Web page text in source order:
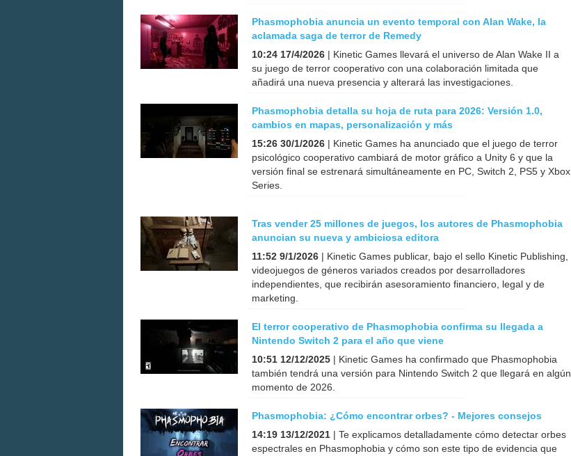
Phasmophobia anuncia un evento temporal con Alan Wake, la
aclamada saga de terror de Remedy
10:24 17/4/2026 | Kinetic Games llevará el universo de Alan Wake II a
su juego de terror cooperativo con una colaboración limitada que
añadirá una nueva presencia y alterará las investigaciones.
Phasmophobia detalla su hoja de ruta para 2026: Versión 1.0,
cambios en mapas, personalización y más
15:26 30/1/2026 | Kinetic Games ha anunciado que el juego de terror
psicológico cooperativo cambiará de motor gráfico a Unity 6 y que la
versión final se estrenará simultáneamente en PC, Switch 2, PS5 y Xbox
Series.
Tras vender 25 millones de juegos, los autores de Phasmophobia
anuncian su nueva y ambiciosa editora
11:52 9/1/2026 | Kinetic Games publicar, bajo el sello Kinetic Publishing,
videojuegos de géneros variados creados por desarrolladores
independientes, que recibirán asesoramiento financiero, legal y de
marketing.
El terror cooperativo de Phasmophobia confirma su llegada a
Nintendo Switch 2 para el año que viene
10:51 12/12/2025 | Kinetic Games ha confirmado que Phasmophobia
también tendrá una versión para Nintendo Switch 2 que llegará en algún
momento de 2026.
Phasmophobia: ¿Cómo encontrar orbes? - Mejores consejos
14:19 13/12/2021 | Te explicamos detalladamente cómo detectar orbes
espectrales en Phasmophobia y cómo son este tipo de evidencia que